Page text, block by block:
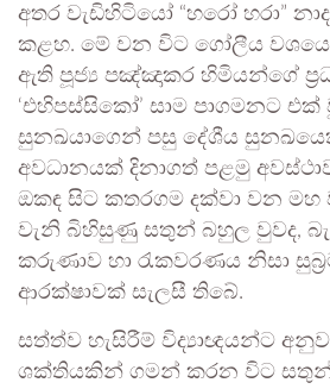
අතර වැඩිහිටියෝ “හරෝ හරා”
කළහ. මේ වන විට ගෝලීය
ඇති පූජ්‍ය පඤ්ඤාකර හිමියන්ගේ
‘එහිපස්සිකෝ’ සාම පාගමනට එක්
සුනඛයාගෙන් පසු දේශීය
අවධානයක් දිනාගත් පළමු
ඔකඳ සිට කතරගම දක්වා වන
වැනි බිහිසුණු සතුන් බහුල වුවද,
කරුණාව හා රැකවරණය නිසා
ආරක්ෂාවක් සැලසී තිබේ.
සත්ත්ව හැසිරීම් විද්‍යාඥයන්ට
ශක්තියකින් ගමන් කරන විට